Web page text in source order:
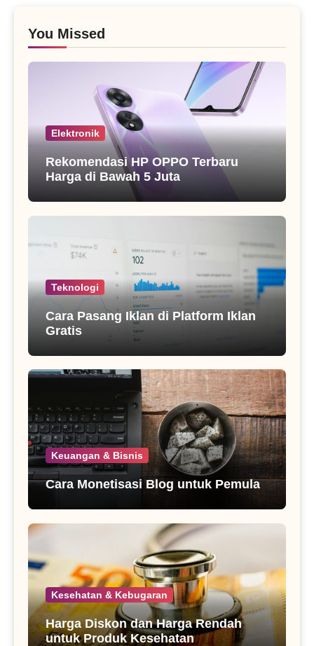
You Missed
Elektronik
Rekomendasi HP OPPO Terbaru
Harga di Bawah 5 Juta
Teknologi
Cara Pasang Iklan di Platform Iklan
Gratis
Keuangan & Bisnis
Cara Monetisasi Blog untuk Pemula
Kesehatan & Kebugaran
Harga Diskon dan Harga Rendah
untuk Produk Kesehatan